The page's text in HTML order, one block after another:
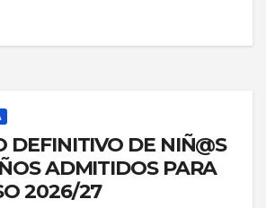
DEFINITIVO DE NIÑ@S
ADMITIDOS PARA
2026/27